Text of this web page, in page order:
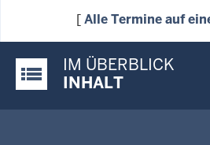
[Alle Termine auf
Justiz-Portal im Überblick:
IM ÜBERBLICK
INHALT